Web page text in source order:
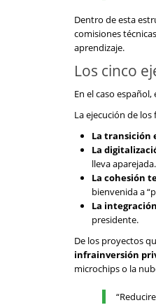
Dentro de esta
comisiones
aprendizaje.
Los cinco
En el caso
La ejecución de
La transición
La
lleva aparejada.
La cohesión
bienvenida a
La
presidente.
De los proyectos
infrainversión
microchips o la